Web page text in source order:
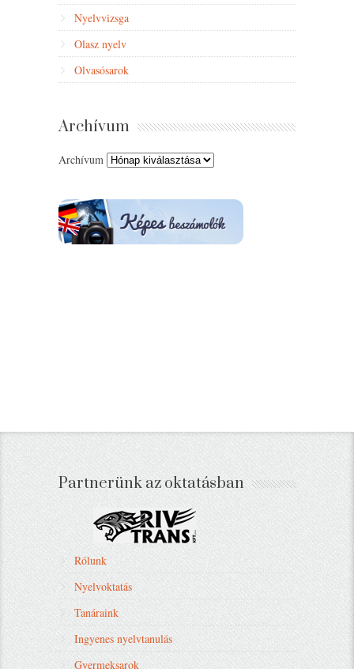
Nyelvvizsga
Olasz nyelv
Olvasósarok
Archívum
Archívum
Partnerünk az oktatásban
Rólunk
Nyelvoktatás
Tanáraink
Ingyenes nyelvtanulás
Gyermeksarok